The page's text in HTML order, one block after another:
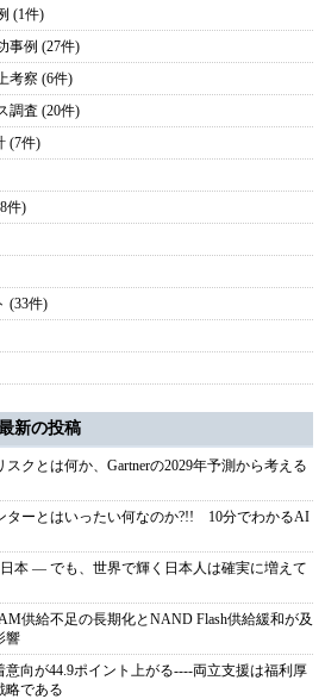
(1件)
事例 (27件)
考察 (6件)
調査 (20件)
(7件)
件)
(33件)
新の投稿
クとは何か、Gartnerの2029年予測から考える
ターとはいったい何なのか?!! 10分でわかるAI
本 ― でも、世界で輝く日本人は確実に増えて
供給不足の長期化とNAND Flash供給緩和が及
響
意向が44.9ポイント上がる----両立支援は福利厚
略である